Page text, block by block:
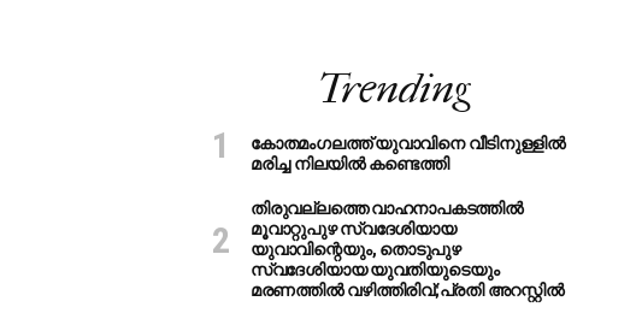
Trending
കോതമംഗലത്ത് യുവാവിനെ വീടിനുള്ളിൽ
മരിച്ച നിലയിൽ കണ്ടെത്തി
തിരുവല്ലത്തെ വാഹനാപകടത്തില്‍
മൂവാറ്റുപുഴ സ്വദേശിയായ
യുവാവിന്റെയും, തൊടുപുഴ
സ്വദേശിയായ യുവതിയുടെയും
മരണത്തില്‍ വഴിത്തിരിവ്;പ്രതി അറസ്റ്റില്‍